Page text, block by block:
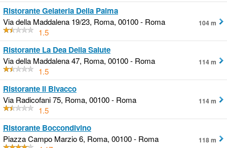
Ristorante Gelateria Della Palma
Via della Maddalena 19/23, Roma, 00100 - Roma
1.5
104 m
Ristorante La Dea Della Salute
Via della Maddalena 47, Roma, 00100 - Roma
1.5
114 m
Ristorante Il Bivacco
Via Radicofani 75, Roma, 00100 - Roma
1.5
114 m
Ristorante Boccondivino
Piazza Campo Marzio 6, Roma, 00100 - Roma
118 m